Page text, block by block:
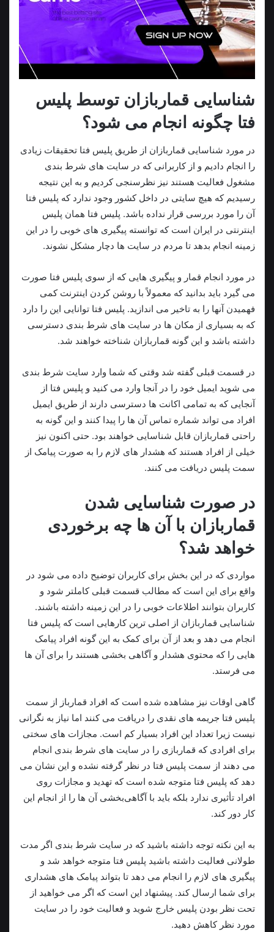
شناسایی قماربازان توسط پلیس
فتا چگونه انجام می شود؟
در مورد شناسایی قماربازان از طریق پلیس فتا تحقیقات زیادی
را انجام دادیم و از کاربرانی که در سایت‌ های شرط‌ بندی
مشغول فعالیت هستند نیز نظرسنجی کردیم و به این نتیجه
رسیدیم که هیچ سایتی در داخل کشور وجود ندارد که پلیس فتا
آن را مورد بررسی قرار نداده باشد. پلیس فتا همان پلیس
اینترنتی در ایران است که توانسته پیگیری‌ های خوبی را در این
زمینه انجام بدهد تا مردم در سایت‌ ها دچار مشکل نشوند.
در مورد انجام قمار و پیگیری‌ هایی که از سوی پلیس فتا صورت
می‌ گیرد باید بدانید که معمولاً با روشن کردن اینترنت کمی
فهمیدن آنها را به تاخیر می‌ اندازید. پلیس فتا توانایی این را دارد
که به بسیاری از مکان‌ ها در سایت‌ های شرط‌ بندی دسترسی
داشته باشد و این‌ گونه قماربازان شناخته خواهند شد.
در قسمت قبلی گفته شد وقتی‌ که شما وارد سایت شرط‌ بندی
می‌ شوید ایمیل خود را در آنجا وارد می کنید و پلیس فتا از
آنجایی‌ که به تمامی اکانت ها دسترسی دارند از طریق ایمیل
افراد می‌ تواند شماره تماس آن‌ ها را پیدا کنند و این‌ گونه به‌
راحتی قماربازان قابل‌ شناسایی خواهند بود. حتی اکنون نیز
خیلی از افراد هستند که هشدار های لازم را به‌ صورت پیامک از
سمت پلیس دریافت می‌ کنند.
در صورت شناسایی شدن
قماربازان با آن ها چه برخوردی
خواهد شد؟
مواردی که در این بخش برای کاربران توضیح داده می‌ شود در
واقع برای این است که مطالب قسمت قبلی کاملتر شود و
کاربران بتوانند اطلاعات خوبی را در این زمینه داشته باشند.
شناسایی قماربازان از اصلی‌ ترین کارهایی است که پلیس فتا
انجام می‌ دهد و بعد از آن برای کمک به این‌ گونه افراد پیامک‌
هایی را که محتوی هشدار و آگاهی‌ بخشی هستند را برای آن‌ ها
می‌ فرستد.
گاهی اوقات نیز مشاهده شده‌ است که افراد قمارباز از سمت
پلیس فتا جریمه‌ های نقدی را دریافت می‌ کنند اما نیاز به نگرانی
نیست زیرا تعداد این افراد بسیار کم است. مجازات‌ های سختی
برای افرادی که قماربازی را در سایت‌ های شرط‌ بندی انجام
می‌ دهند از سمت پلیس فتا در نظر گرفته نشده و این نشان می‌
دهد که پلیس فتا متوجه‌ شده است که تهدید و مجازات روی
افراد تأثیری ندارد بلکه باید با آگاهی‌بخشی آن‌ ها را از انجام این
کار دور کند.
به این نکته توجه داشته باشید که در سایت شرط‌ بندی اگر مدت
طولانی فعالیت داشته باشید پلیس فتا متوجه خواهد شد و
پیگیری‌ های لازم را انجام می‌ دهد تا بتواند پیامک‌ های هشداری
برای شما ارسال کند. پیشنهاد این است که اگر می‌ خواهید از
تحت نظر بودن پلیس خارج شوید و فعالیت خود را در سایت
مورد نظر کاهش دهید.